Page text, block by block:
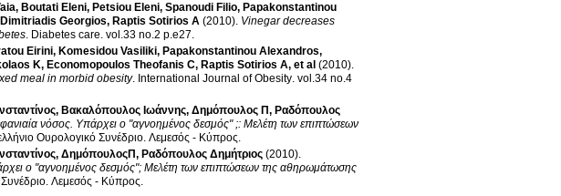
, Boutati Eleni, Petsiou Eleni, Spanoudi Filio, Papakonstantinou
Dimitriadis Georgios, Raptis Sotirios A (2010). Vinegar decreases
. Diabetes care. vol.33 no.2 p.e27.
Eirini, Komesidou Vasiliki, Papakonstantinou Alexandros,
K, Economopoulos Theofanis C, Raptis Sotirios A, et al (2010).
meal in morbid obesity. International Journal of Obesity. vol.34 no.4
, Βακαλόπουλος Ιωάννης, Δημόπουλος Π, Ραδόπουλος
νόσος. Υπάρχει ο "αγνοημένος δεσμός" ;: Μελέτη των επιπτώσεων
Ουρολογικό Συνέδριο. Λεμεσός - Κύπρος.
, ΔημόπουλοςΠ, Ραδόπουλος Δημήτριος (2010).
ο "αγνοημένος δεσμός"; Μελέτη των επιπτώσεων της αθηρωμάτωσης
. Λεμεσός - Κύπρος.